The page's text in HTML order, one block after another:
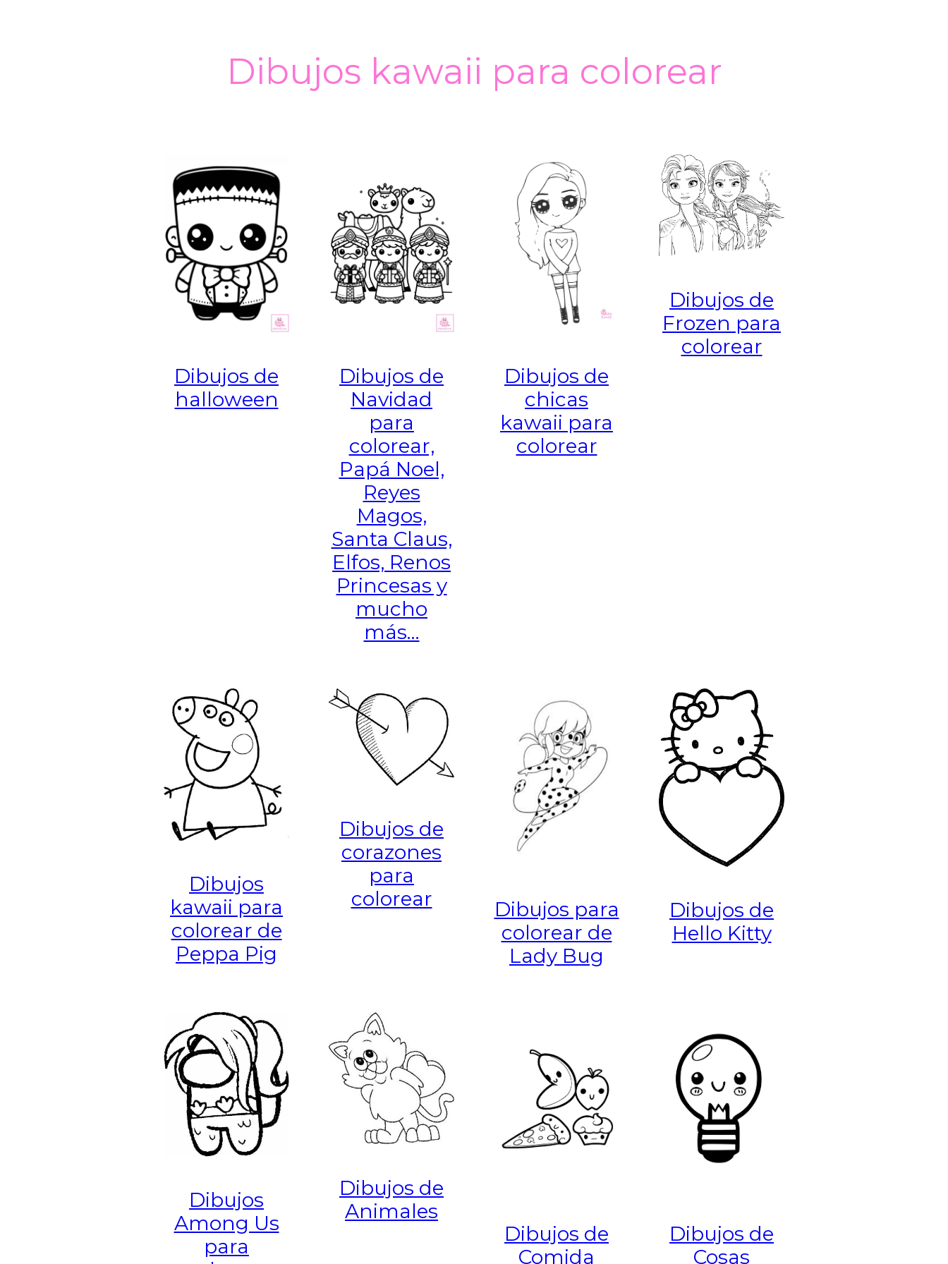
Dibujos kawaii para colorear
Dibujos de
halloween
Dibujos de
Navidad
para
colorear,
Papá Noel,
Reyes
Magos,
Santa Claus,
Elfos, Renos
Princesas y
mucho
más…
Dibujos de
chicas
kawaii para
colorear
Dibujos de
Frozen para
colorear
Dibujos
kawaii para
colorear de
Peppa Pig
Dibujos de
corazones
para
colorear
Dibujos para
colorear de
Lady Bug
Dibujos de
Hello Kitty
Dibujos
Among Us
para
Dibujos de
Animales
Dibujos de
Comida
Dibujos de
Cosas